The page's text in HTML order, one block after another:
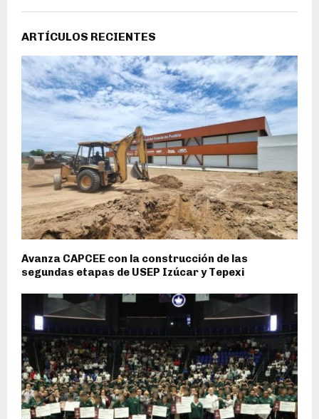
ARTÍCULOS RECIENTES
Avanza CAPCEE con la construcción de las
segundas etapas de USEP Izúcar y Tepexi